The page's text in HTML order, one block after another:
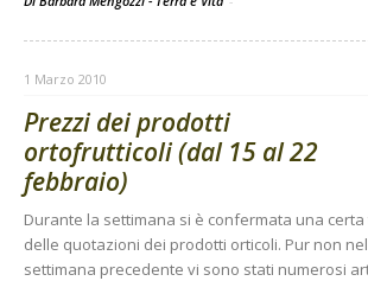
1 Marzo 2010
Prezzi dei prodotti
ortofrutticoli (dal 15 al 22
febbraio)
Durante la settimana si è confermata una
delle quotazioni dei prodotti orticoli. Pur non
settimana precedente vi sono stati numerosi